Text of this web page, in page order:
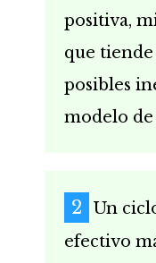
positiva,
que tiende
posibles
modelo
Un
efectivo